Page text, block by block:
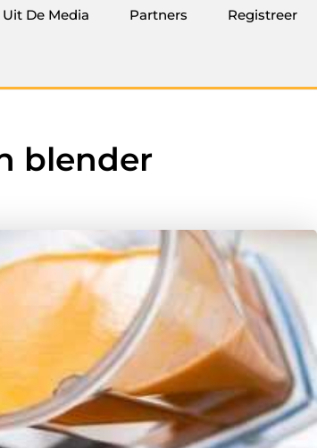
Uit De Media Partners Registreer
blender